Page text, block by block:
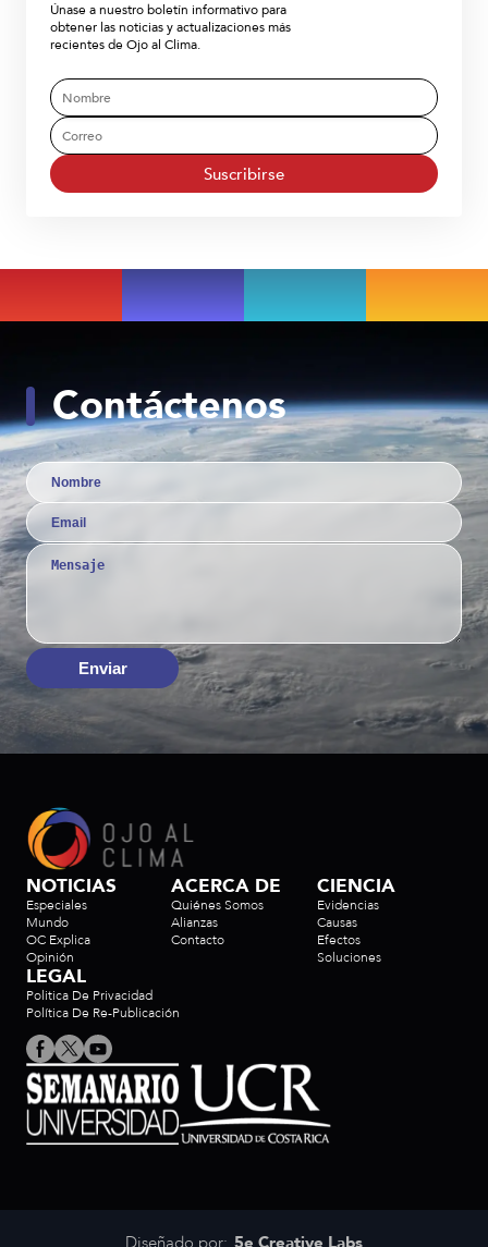
Únase a nuestro boletín informativo para
obtener las noticias y actualizaciones más
recientes de Ojo al Clima.
Suscribirse
Contáctenos
Enviar
NOTICIAS
Especiales
Mundo
OC Explica
Opinión
CIENCIA
Evidencias
Causas
Efectos
Soluciones
ACERCA DE
Quiénes Somos
Alianzas
Contacto
LEGAL
Politica De Privacidad
Política De Re-Publicación
Diseñado por: 5e Creative Labs